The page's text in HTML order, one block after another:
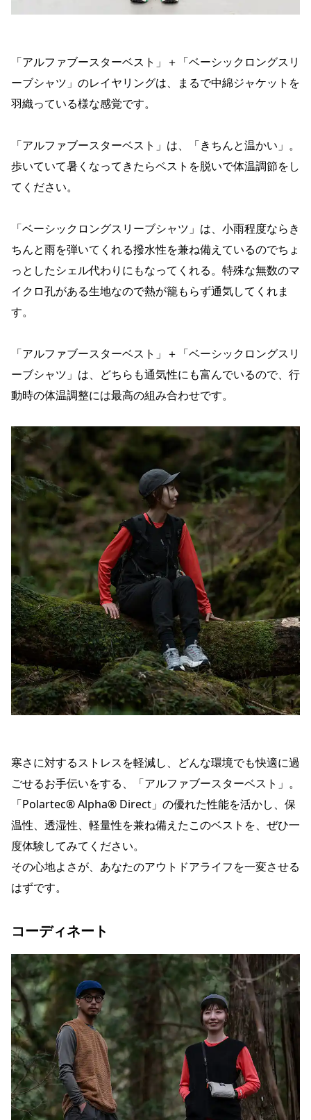
「アルファブースターベスト」＋「ベーシックロングスリ
ーブシャツ」のレイヤリングは、まるで中綿ジャケットを
羽織っている様な感覚です。
「アルファブースターベスト」は、「きちんと温かい」。
歩いていて暑くなってきたらベストを脱いで体温調節をし
てください。
「ベーシックロングスリーブシャツ」は、小雨程度ならき
ちんと雨を弾いてくれる撥水性を兼ね備えているのでちょ
っとしたシェル代わりにもなってくれる。特殊な無数のマ
イクロ孔がある生地なので熱が籠もらず通気してくれま
す。
「アルファブースターベスト」＋「ベーシックロングスリ
ーブシャツ」は、どちらも通気性にも富んでいるので、行
動時の体温調整には最高の組み合わせです。
寒さに対するストレスを軽減し、どんな環境でも快適に過
ごせるお手伝いをする、「アルファブースターベスト」。
「Polartec® Alpha® Direct」の優れた性能を活かし、保
温性、透湿性、軽量性を兼ね備えたこのベストを、ぜひ一
度体験してみてください。
その心地よさが、あなたのアウトドアライフを一変させる
はずです。
コーディネート